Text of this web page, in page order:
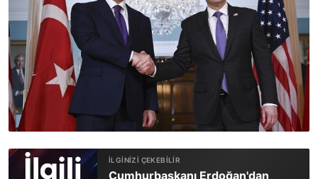
Cumhurbaşkanı Erdoğan'dan